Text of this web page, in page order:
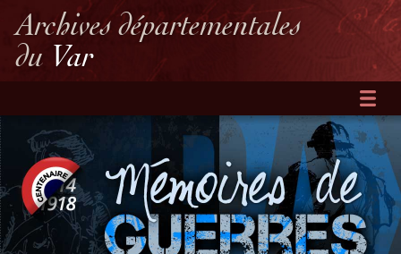
Archives départementales
du Var